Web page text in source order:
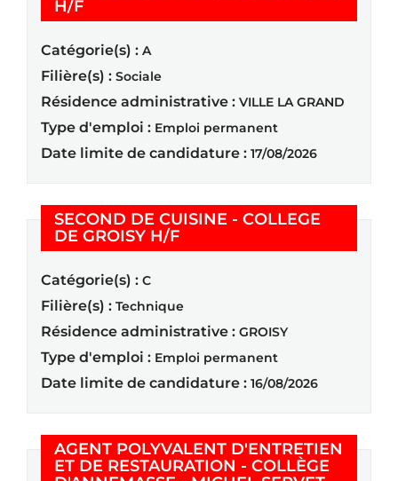
H/F(Nouvelle fenêtre)
Catégorie(s) : A
Filière(s) : Sociale
Résidence administrative : VILLE LA GRAND
Type d'emploi : Emploi permanent
Date limite de candidature : 17/08/2026
SECOND DE CUISINE - COLLEGE
DE GROISY H/F(Nouvelle fenêtre)
Catégorie(s) : C
Filière(s) : Technique
Résidence administrative : GROISY
Type d'emploi : Emploi permanent
Date limite de candidature : 16/08/2026
AGENT POLYVALENT D'ENTRETIEN
ET DE RESTAURATION - COLLÈGE